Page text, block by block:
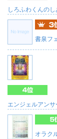
しろふわくんの
書泉フ
エンジェルアンサ
オラク